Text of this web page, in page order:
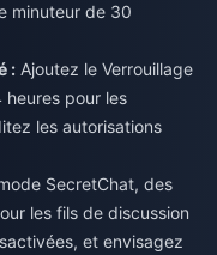
minuteur de 30
: Ajoutez le Verrouillage
pour les
les autorisations
SecretChat, des
les fils de discussion
et envisagez